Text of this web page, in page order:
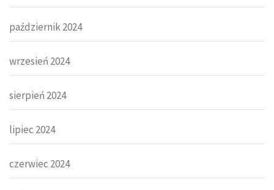
październik 2024
wrzesień 2024
sierpień 2024
lipiec 2024
czerwiec 2024